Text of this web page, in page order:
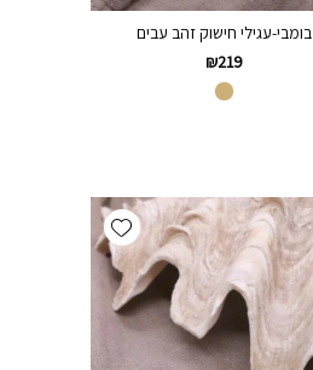
בומבי-עגילי חישוק זהב עבים
₪219
Add wishlist